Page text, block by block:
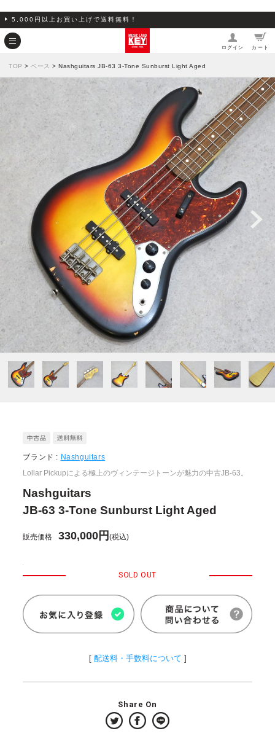
5,000円以上お買い上げで送料無料！
ログイン カート
TOP > ベース > Nashguitars JB-63 3-Tone Sunburst Light Aged
ブランド : Nashguitars
Lollar Pickupによる極上のヴィンテージトーンが魅力の中古JB-63。
Nashguitars
JB-63 3-Tone Sunburst Light Aged
販売価格 330,000円(税込)
SOLD OUT
[ 配送料・手数料について ]
Share On